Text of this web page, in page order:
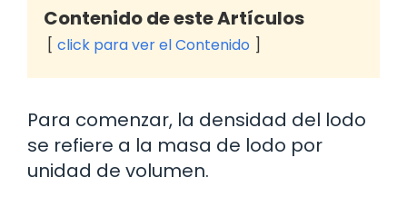
Contenido de este Artículos
click para ver el Contenido
Para comenzar, la densidad del lodo
se refiere a la masa de lodo por
unidad de volumen.